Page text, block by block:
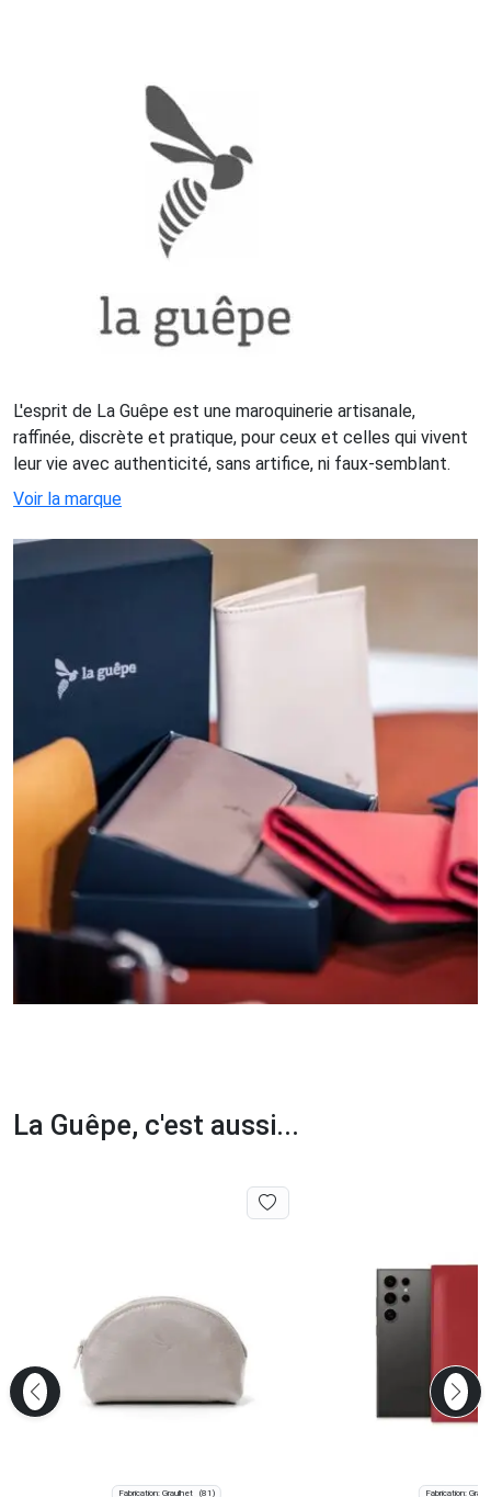
L'esprit de La Guêpe est une maroquinerie artisanale,
raffinée, discrète et pratique, pour ceux et celles qui vivent
leur vie avec authenticité, sans artifice, ni faux-semblant.
Voir la marque
La Guêpe, c'est aussi...
Fabrication: Graulhet (81) Fabrication: